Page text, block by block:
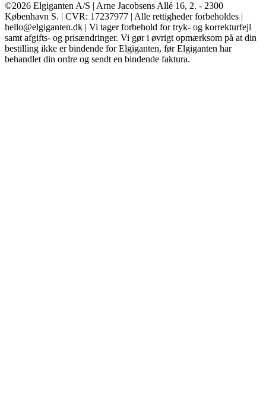
©2026 Elgiganten A/S | Arne Jacobsens Allé 16, 2. - 2300
København S. | CVR: 17237977 | Alle rettigheder forbeholdes |
hello@elgiganten.dk | Vi tager forbehold for tryk- og korrekturfejl
samt afgifts- og prisændringer. Vi gør i øvrigt opmærksom på at din
bestilling ikke er bindende for Elgiganten, før Elgiganten har
behandlet din ordre og sendt en bindende faktura.